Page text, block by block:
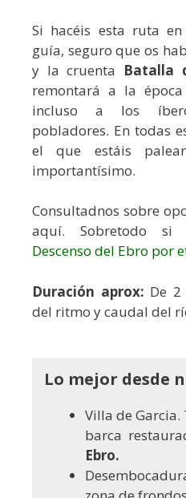
Si hacéis esta ruta
guía, seguro que os
y la cruenta Batalla
remontará a la
incluso a los
pobladores. En todas
el que estáis
importantísimo.
Consultadnos sobre
aquí. Sobretodo si
Descenso del Ebro por
Duración aprox: De 2
del ritmo y caudal del
Lo mejor desde
Villa de Garcia.
barca
Ebro.